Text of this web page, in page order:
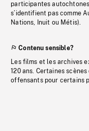
participantes
s’identifient pas comme
Nations, Inuit ou Métis).
Contenu sensible?
Les films et les archives
120 ans. Certaines
offensants pour certains